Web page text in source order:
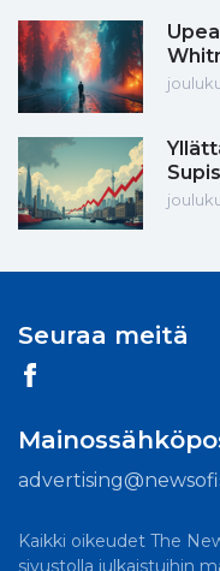
Seuraa meitä
Kaikki oikeudet The
sivustolla julkaistuihin